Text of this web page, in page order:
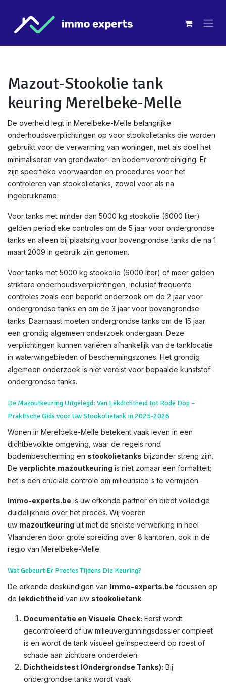
Mazout-Stookolie tank
keuring Merelbeke-Melle
De overheid legt in Merelbeke-Melle belangrijke
onderhoudsverplichtingen op voor stookolietanks die worden
gebruikt voor de verwarming van woningen, met als doel het
minimaliseren van grondwater- en bodemverontreiniging. Er
zijn specifieke voorwaarden en procedures voor het
controleren van stookolietanks, zowel voor als na
ingebruikname.
Voor tanks met minder dan 5000 kg stookolie (6000 liter)
gelden periodieke controles om de 5 jaar voor ondergrondse
tanks en alleen bij plaatsing voor bovengrondse tanks die na 1
maart 2009 in gebruik zijn genomen.
Voor tanks met 5000 kg stookolie (6000 liter) of meer gelden
striktere onderhoudsverplichtingen, inclusief frequente
controles zoals een beperkt onderzoek om de 2 jaar voor
ondergrondse tanks en om de 3 jaar voor bovengrondse
tanks. Daarnaast moeten ondergrondse tanks om de 15 jaar
een grondig algemeen onderzoek ondergaan. Deze
verplichtingen kunnen variëren afhankelijk van de tanklocatie
in waterwingebieden of beschermingszones. Het grondig
algemeen onderzoek is niet vereist voor bepaalde kunststof
ondergrondse tanks.
De Mazoutkeuring Uitgelegd: Van Lekdichtheid tot Rode Dop –
Praktische Gids voor Uw Stookolietank in 2025-2026
Wonen in Merelbeke-Melle betekent vaak leven in een
dichtbevolkte omgeving, waar de regels rond
bodembescherming en stookolietanks bijzonder streng zijn.
De verplichte mazoutkeuring is niet zomaar een formaliteit;
het is een cruciale controle om milieurisico's te vermijden.
Immo-experts.be is uw erkende partner en biedt volledige
duidelijkheid over het proces. Wij voeren
uw mazoutkeuring uit met de snelste verwerking in heel
Vlaanderen door grote spreiding over 8 kantoren, ook in de
regio van Merelbeke-Melle.
Wat Gebeurt Er Precies Tijdens Die Keuring?
De erkende deskundigen van Immo-experts.be focussen op
de lekdichtheid van uw stookolietank.
Documentatie en Visuele Check: Eerst wordt
gecontroleerd of uw milieuvergunningsdossier compleet
is en wordt de tank visueel geïnspecteerd op roest of
schade aan zichtbare onderdelen.
Dichtheidstest (Ondergrondse Tanks): Bij
ondergrondse tanks wordt vaak